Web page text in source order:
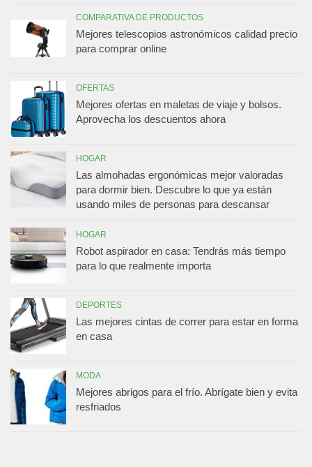
COMPARATIVA DE PRODUCTOS
Mejores telescopios astronómicos calidad precio
para comprar online
OFERTAS
Mejores ofertas en maletas de viaje y bolsos.
Aprovecha los descuentos ahora
HOGAR
Las almohadas ergonómicas mejor valoradas
para dormir bien. Descubre lo que ya están
usando miles de personas para descansar
HOGAR
Robot aspirador en casa: Tendrás más tiempo
para lo que realmente importa
DEPORTES
Las mejores cintas de correr para estar en forma
en casa
MODA
Mejores abrigos para el frío. Abrígate bien y evita
resfriados